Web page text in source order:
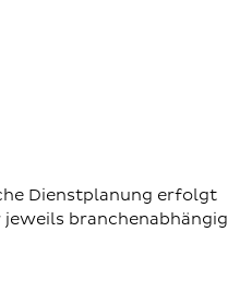
Dienstplanung erfolgt
branchenabhängig